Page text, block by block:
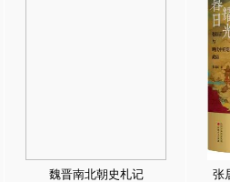
魏晋南北朝史札记 张